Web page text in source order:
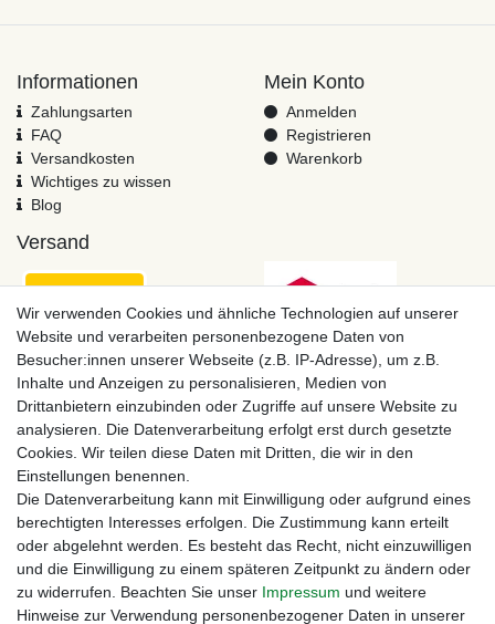
Informationen
Zahlungsarten
FAQ
Versandkosten
Wichtiges zu wissen
Blog
Mein Konto
Anmelden
Registrieren
Warenkorb
Versand
Zahlungsmöglichkeiten
Wir verwenden Cookies und ähnliche Technologien auf unserer
Website und verarbeiten personenbezogene Daten von
Besucher:innen unserer Webseite (z.B. IP-Adresse), um z.B.
Inhalte und Anzeigen zu personalisieren, Medien von
Drittanbietern einzubinden oder Zugriffe auf unsere Website zu
analysieren. Die Datenverarbeitung erfolgt erst durch gesetzte
Cookies. Wir teilen diese Daten mit Dritten, die wir in den
Einstellungen benennen.
Die Datenverarbeitung kann mit Einwilligung oder aufgrund eines
berechtigten Interesses erfolgen. Die Zustimmung kann erteilt
oder abgelehnt werden. Es besteht das Recht, nicht einzuwilligen
und die Einwilligung zu einem späteren Zeitpunkt zu ändern oder
zu widerrufen. Beachten Sie unser Impressum und weitere
Hinweise zur Verwendung personenbezogener Daten in unserer